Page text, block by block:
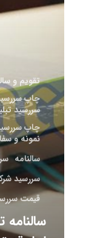
تقویم و
چاپ
سررسید
نمونه و
سالنامه
سررسید
قیمت
سالنامه